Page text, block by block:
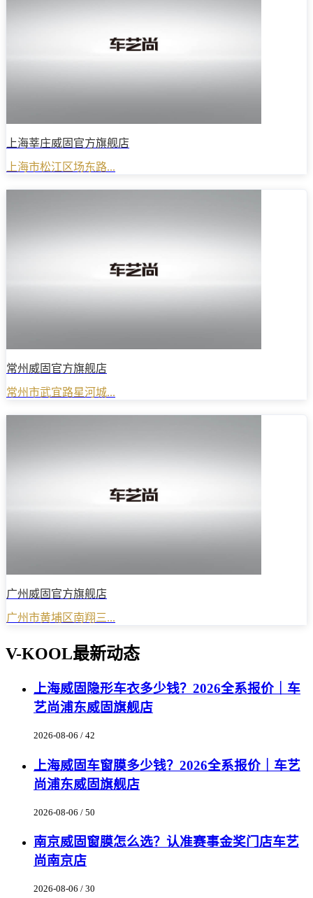
上海莘庄威固官方旗舰店
上海市松江区场东路...
常州威固官方旗舰店
常州市武宜路星河城...
广州威固官方旗舰店
广州市黄埔区南翔三...
V-KOOL最新动态
上海威固隐形车衣多少钱？2026全系报价｜车
艺尚浦东威固旗舰店
2026-08-06 / 42
上海威固车窗膜多少钱？2026全系报价｜车艺
尚浦东威固旗舰店
2026-08-06 / 50
南京威固窗膜怎么选？认准赛事金奖门店车艺
尚南京店
2026-08-06 / 30